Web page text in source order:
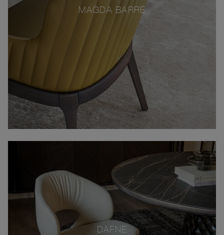
MAGDA BARRÉ
DAFNE